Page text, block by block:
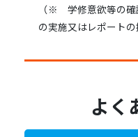
（※ 学修意欲等の確
の実施又はレポートの
よく